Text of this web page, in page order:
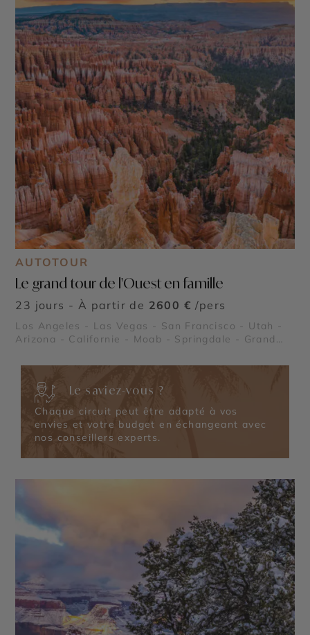
AUTOTOUR
Le grand tour de l'Ouest en famille
23 jours - À partir de 2600 € /pers
Los Angeles - Las Vegas - San Francisco - Utah -
Arizona - Californie - Moab - Springdale - Grand
la Mort) - Parc National de Yosemite - Bryce
Canyonlands - Alcatraz - Route panoramique
Highway 1 - Parc National de Zion - Parc National
de Arches - Parc National de Capitol Reef
Le saviez-vous ?
Chaque circuit peut être adapté à vos
envies et votre budget en échangeant avec
nos conseillers experts.